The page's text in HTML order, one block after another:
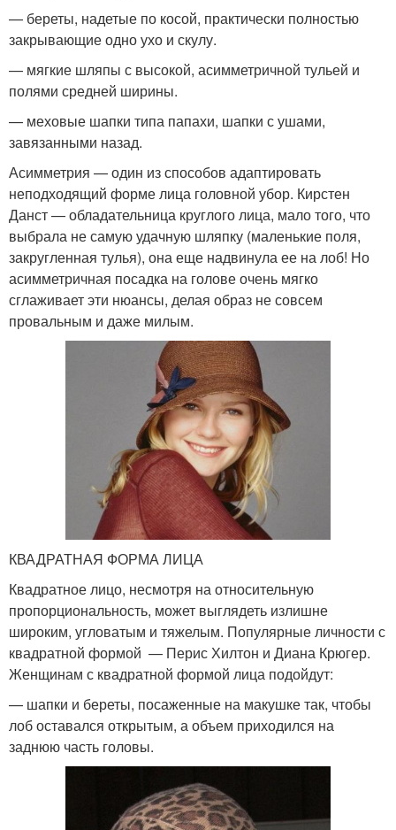
— береты, надетые по косой, практически полностью
закрывающие одно ухо и скулу.
— мягкие шляпы с высокой, асимметричной тульей и
полями средней ширины.
— меховые шапки типа папахи, шапки с ушами,
завязанными назад.
Асимметрия — один из способов адаптировать
неподходящий форме лица головной убор. Кирстен
Данст — обладательница круглого лица, мало того, что
выбрала не самую удачную шляпку (маленькие поля,
закругленная тулья), она еще надвинула ее на лоб! Но
асимметричная посадка на голове очень мягко
сглаживает эти нюансы, делая образ не совсем
провальным и даже милым.
КВАДРАТНАЯ ФОРМА ЛИЦА
Квадратное лицо, несмотря на относительную
пропорциональность, может выглядеть излишне
широким, угловатым и тяжелым. Популярные личности с
квадратной формой — Перис Хилтон и Диана Крюгер.
Женщинам с квадратной формой лица подойдут:
— шапки и береты, посаженные на макушке так, чтобы
лоб оставался открытым, а объем приходился на
заднюю часть головы.